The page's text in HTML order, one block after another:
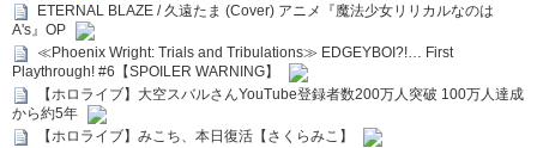
ETERNAL BLAZE / 久遠たま (Cover) アニメ『魔法少女リリカルなのは
A's』OP
≪Phoenix Wright: Trials and Tribulations≫ EDGEYBOI?!… First
Playthrough! #6【SPOILER WARNING】
【ホロライブ】大空スバルさんYouTube登録者数200万人突破 100万人達成
から約5年
【ホロライブ】みこち、本日復活【さくらみこ】